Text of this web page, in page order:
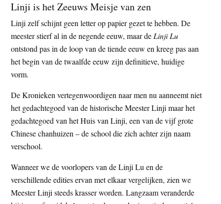
Linji is het Zeeuws Meisje van zen
Linji zelf schijnt geen letter op papier gezet te hebben. De
meester stierf al in de negende eeuw, maar de Linji Lu
ontstond pas in de loop van de tiende eeuw en kreeg pas aan
het begin van de twaalfde eeuw zijn definitieve, huidige
vorm.
De Kronieken vertegenwoordigen naar men nu aanneemt niet
het gedachtegoed van de historische Meester Linji maar het
gedachtegoed van het Huis van Linji, een van de vijf grote
Chinese chanhuizen – de school die zich achter zijn naam
verschool.
Wanneer we de voorlopers van de Linji Lu en de
verschillende edities ervan met elkaar vergelijken, zien we
Meester Linji steeds krasser worden. Langzaam veranderde